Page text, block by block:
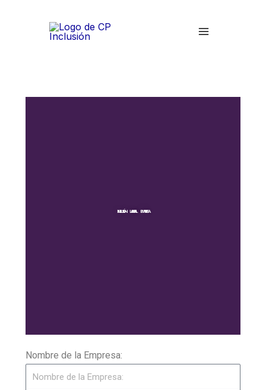
INCLUSIÓN LABORAL EMPRESA
Nombre de la Empresa: